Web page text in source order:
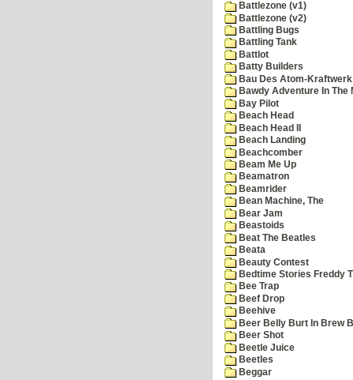
Battlezone (v1)
Battlezone (v2)
Battling Bugs
Battling Tank
Battlot
Batty Builders
Bau Des Atom-Kraftwerk
Bawdy Adventure In The
Bay Pilot
Beach Head
Beach Head II
Beach Landing
Beachcomber
Beam Me Up
Beamatron
Beamrider
Bean Machine, The
Bear Jam
Beastoids
Beat The Beatles
Beata
Beauty Contest
Bedtime Stories Freddy
Bee Trap
Beef Drop
Beehive
Beer Belly Burt In Brew
Beer Shot
Beetle Juice
Beetles
Beggar